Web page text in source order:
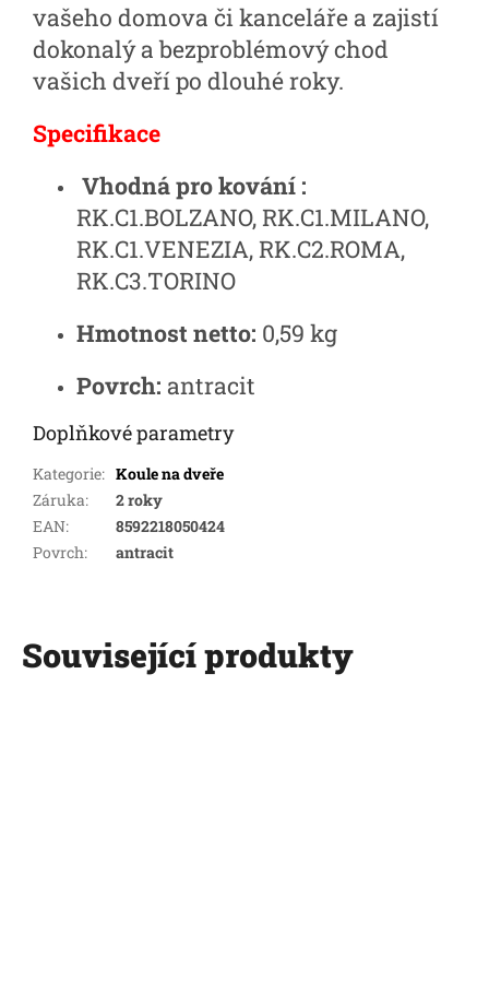
vašeho domova či kanceláře a zajistí
dokonalý a bezproblémový chod
vašich dveří po dlouhé roky.
Specifikace
Vhodná pro kování :
RK.C1.BOLZANO, RK.C1.MILANO,
RK.C1.VENEZIA, RK.C2.ROMA,
RK.C3.TORINO
Hmotnost netto: 0,59 kg
Povrch: antracit
Doplňkové parametry
Kategorie: Koule na dveře
Záruka:
2 roky
EAN:
8592218050424
Povrch: antracit
Související produkty